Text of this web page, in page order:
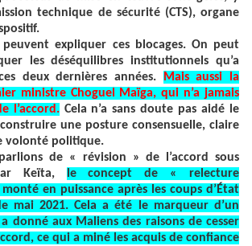
technique de sécurité (CTS), organe
peuvent expliquer ces blocages. On peut
les déséquilibres institutionnels qu’a
deux dernières années.
Mais aussi la
ministre Choguel Maïga, qui n’a jamais
l’accord.Cela n’a sans doute pas aidé le
une posture consensuelle, claire
volonté politique.
de « révision » de l’accord sous
Keïta,
le concept de « relecture
en puissance après les coups d’État
mai 2021. Cela a été le marqueur d’un
donné aux Maliens des raisons de cesser
ce qui a miné les acquis de confiance